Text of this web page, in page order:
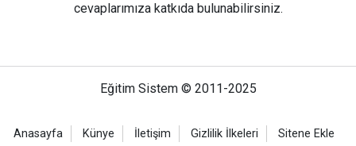
cevaplarımıza katkıda bulunabilirsiniz.
Eğitim Sistem © 2011-2025
Anasayfa Künye İletişim Gizlilik İlkeleri Sitene Ekle